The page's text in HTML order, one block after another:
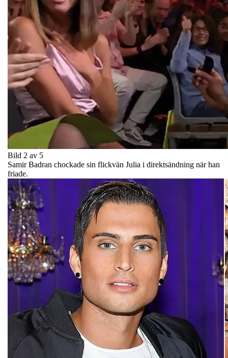
Bild 2 av 5
Samir Badran chockade sin flickvän Julia i direktsändning när han
friade.